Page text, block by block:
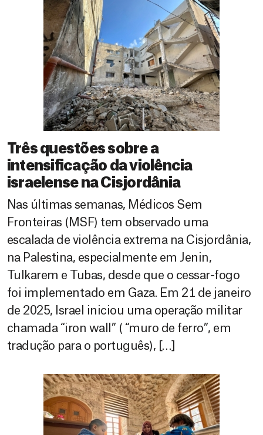
Três questões sobre a
intensificação da violência
israelense na Cisjordânia
Nas últimas semanas, Médicos Sem
Fronteiras (MSF) tem observado uma
escalada de violência extrema na Cisjordânia,
na Palestina, especialmente em Jenin,
Tulkarem e Tubas, desde que o cessar-fogo
foi implementado em Gaza. Em 21 de janeiro
de 2025, Israel iniciou uma operação militar
chamada “iron wall” ( “muro de ferro”, em
tradução para o português), […]